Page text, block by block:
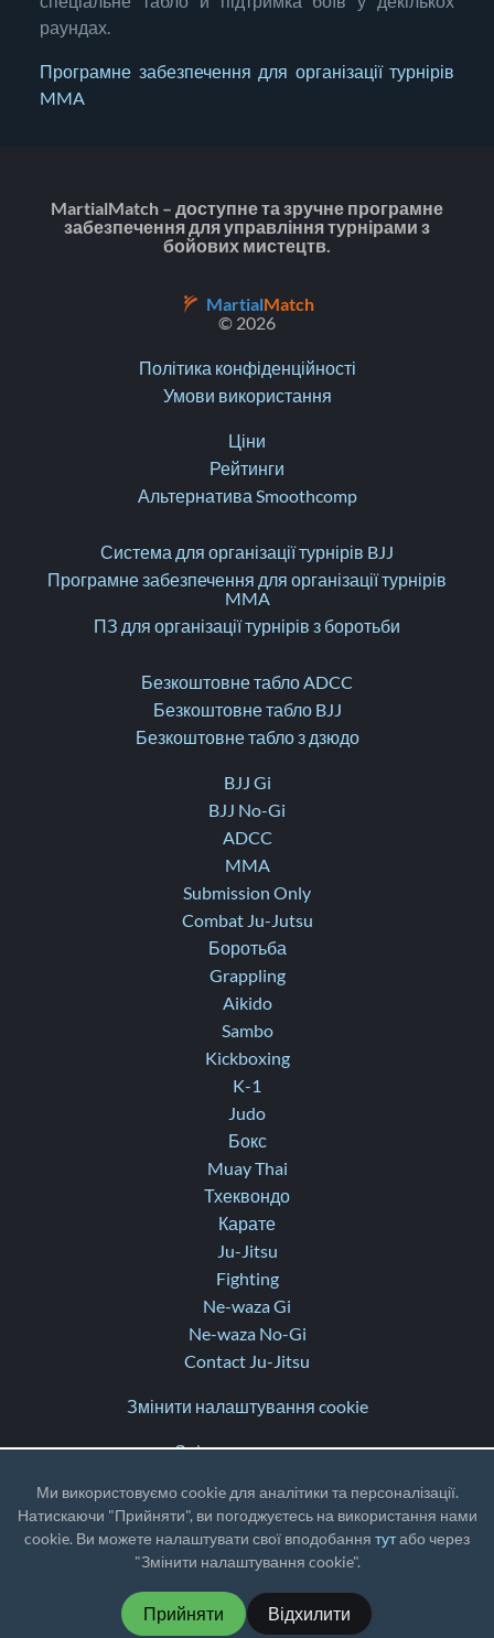
раундах.
Програмне забезпечення для організації турнірів
MMA
Ми використовуємо cookie для аналітики та персоналізації.
Натискаючи "Прийняти", ви погоджуєтесь на використання нами
cookie. Ви можете налаштувати свої вподобання тутабо через
"Змінити налаштування cookie".
Прийняти Відхилити
MartialMatch – доступне та зручне програмне
забезпечення для управління турнірами з
бойових мистецтв.
MartialMatch
© 2026
Політика конфіденційності
Умови використання
Ціни
Рейтинги
Альтернатива Smoothcomp
Система для організації турнірів BJJ
Програмне забезпечення для організації турнірів
MMA
ПЗ для організації турнірів з боротьби
Безкоштовне табло ADCC
Безкоштовне табло BJJ
Безкоштовне табло з дзюдо
BJJ Gi
BJJ No-Gi
ADCC
MMA
Submission Only
Combat Ju-Jutsu
Боротьба
Grappling
Aikido
Sambo
Kickboxing
K-1
Judo
Бокс
Muay Thai
Тхеквондо
Карате
Ju-Jitsu
Fighting
Ne-waza Gi
Ne-waza No-Gi
Contact Ju-Jitsu
Змінити налаштування cookie
Зв’язатися з нами
Нотатки про оновлення